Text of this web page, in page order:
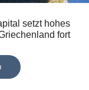
setzt hohes
fort